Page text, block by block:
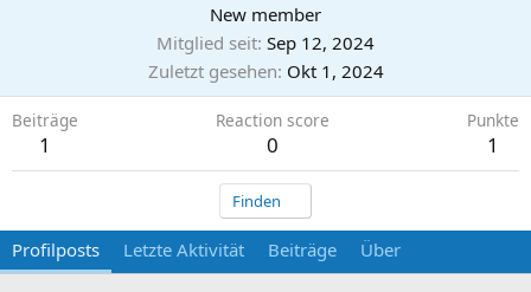
New member
Mitglied seit Sep 12, 2024
Zuletzt gesehen Okt 1, 2024
Beiträge
1
Reaction score
0
Punkte
1
Finden
Profilposts Letzte Aktivität Beiträge Über